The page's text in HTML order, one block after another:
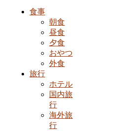
食事
朝食
昼食
夕食
おやつ
外食
旅行
ホテル
国内旅
行
海外旅
行